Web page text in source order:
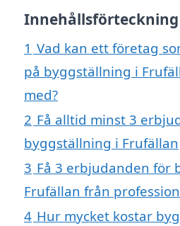
Innehållsförteckning
1 Vad kan ett företag
på byggställning i
med?
2 Få alltid minst 3
byggställning i Frufällan
3 Få 3 erbjudanden för
Frufällan från
4 Hur mycket kostar